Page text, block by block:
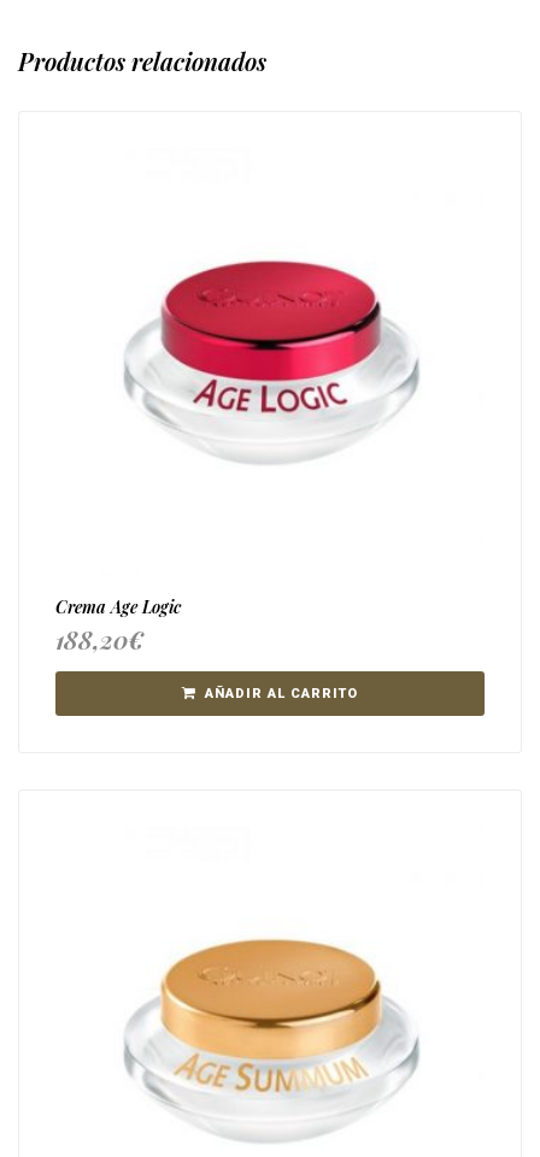
Productos relacionados
Crema Age Logic
188,20€
AÑADIR AL CARRITO